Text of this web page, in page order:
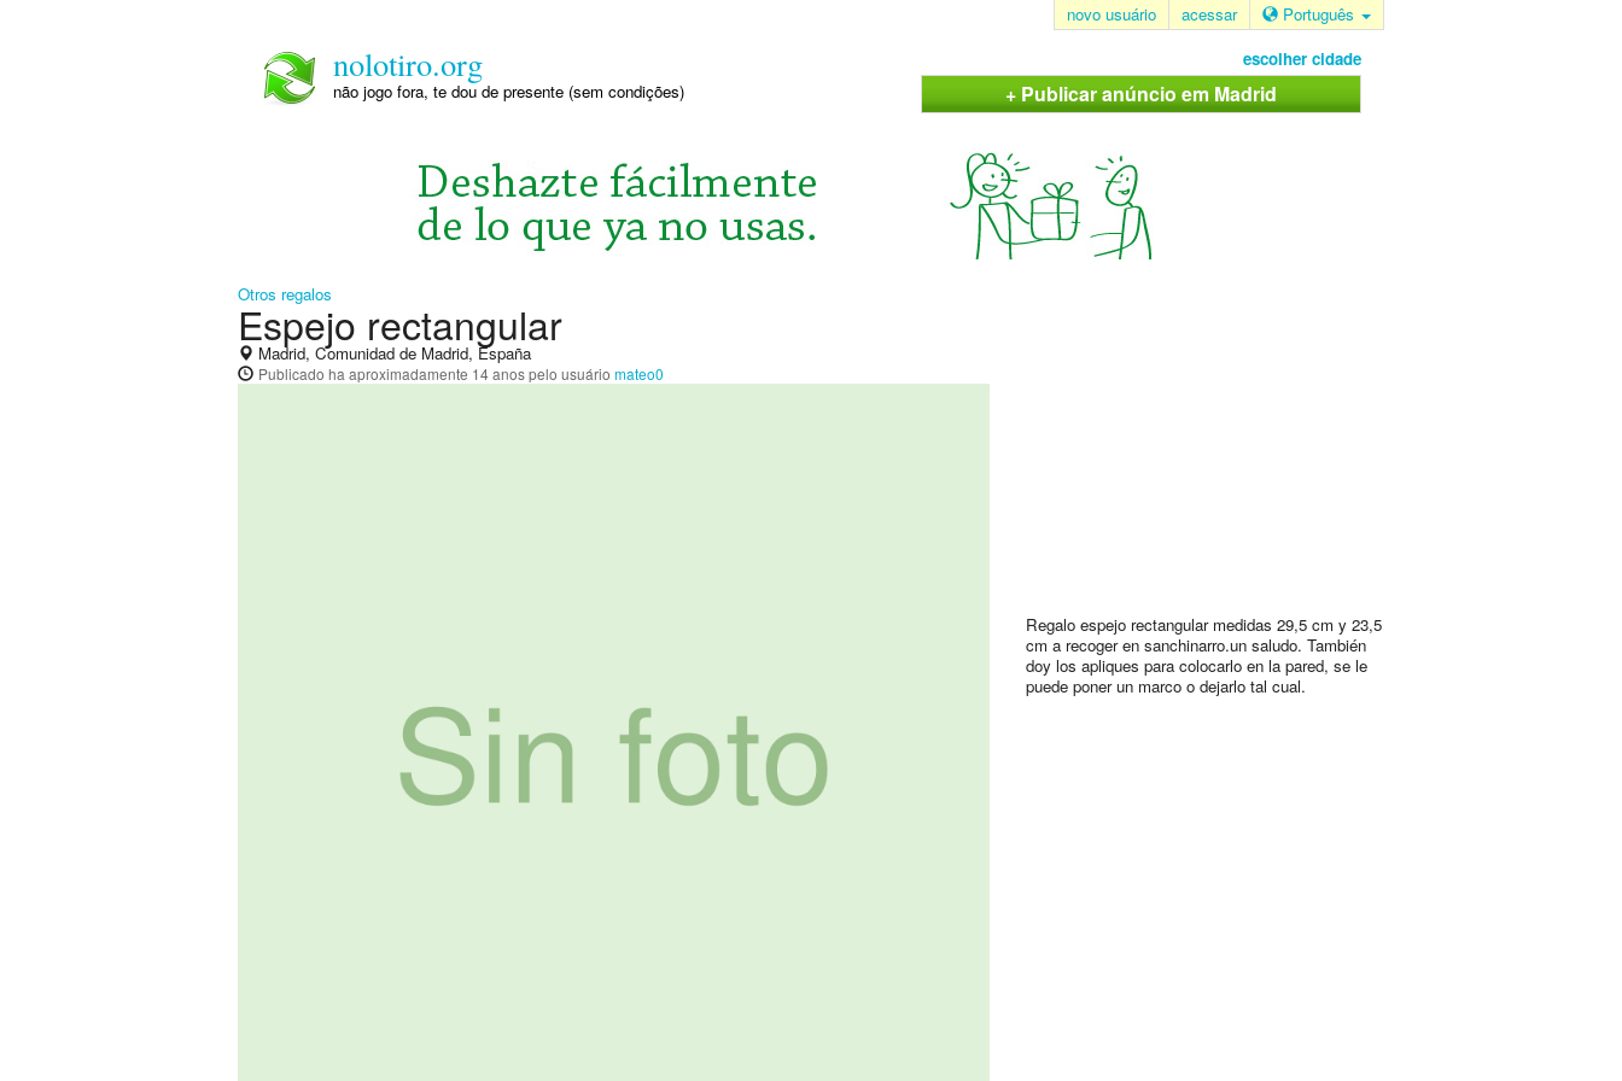
novo usuário acessar Português
nolotiro.org
não jogo fora, te dou de presente (sem condições)
escolher cidade
+ Publicar anúncio em Madrid
Otros regalos
Espejo rectangular
Madrid, Comunidad de Madrid, España
Publicado ha aproximadamente 14 anospelo usuário mateo0
Regalo espejo rectangular medidas 29,5 cm y 23,5
cm a recoger en sanchinarro.un saludo. También
doy los apliques para colocarlo en la pared, se le
puede poner un marco o dejarlo tal cual.